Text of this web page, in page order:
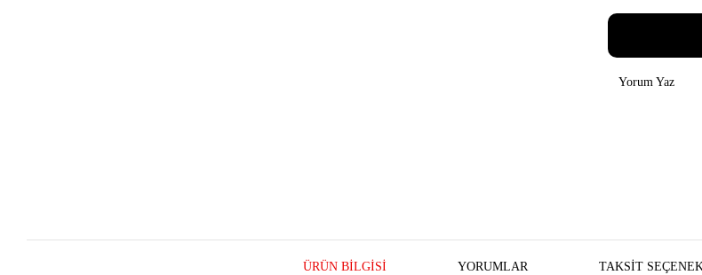
Yorum Yaz
ÜRÜN BILGISI YORUMLAR TAKSIT